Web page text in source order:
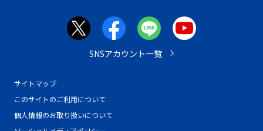
サイトマップ
このサイトのご利用について
個人情報のお取り扱いについて
SNSアカウント一覧